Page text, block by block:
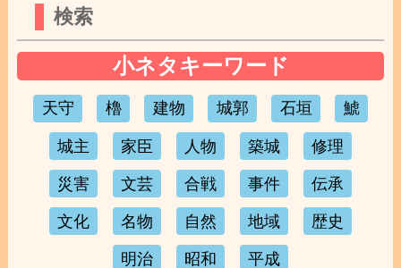
検索
小ネタキーワード
天守 櫓 建物 城郭 石垣 鯱
城主 家臣 人物 築城 修理
災害 文芸 合戦 事件 伝承
文化 名物 自然 地域 歴史
明治 昭和 平成